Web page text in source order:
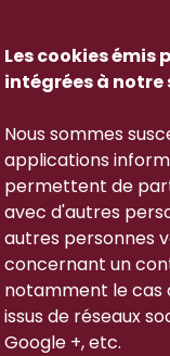
Les cookies
intégrées à notre
Nous sommes
applications
permettent de
avec d'autres
autres personnes
concernant un
notamment le cas
issus de réseaux
Google +, etc.